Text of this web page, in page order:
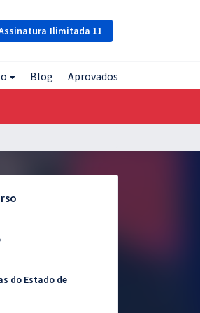
Ilimitada 11
Blog Aprovados
do Estado de